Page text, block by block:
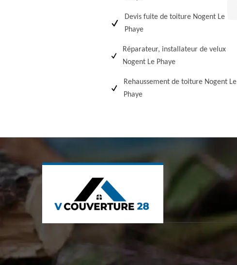
Devis fuite de toiture Nogent Le
Phaye
Réparateur, installateur de velux
Nogent Le Phaye
Rehaussement de toiture Nogent Le
Phaye